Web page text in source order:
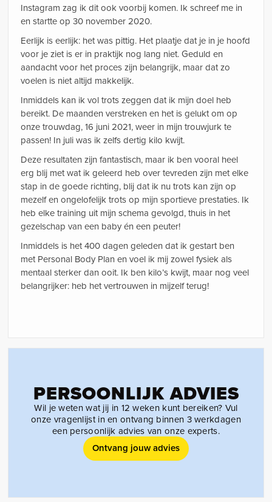
Instagram zag ik dit ook voorbij komen. Ik schreef me in
en startte op 30 november 2020.
Eerlijk is eerlijk: het was pittig. Het plaatje dat je in je hoofd
voor je ziet is er in praktijk nog lang niet. Geduld en
aandacht voor het proces zijn belangrijk, maar dat zo
voelen is niet altijd makkelijk.
Inmiddels kan ik vol trots zeggen dat ik mijn doel heb
bereikt. De maanden verstreken en het is gelukt om op
onze trouwdag, 16 juni 2021, weer in mijn trouwjurk te
passen! In juli was ik zelfs dertig kilo kwijt.
Deze resultaten zijn fantastisch, maar ik ben vooral heel
erg blij met wat ik geleerd heb over tevreden zijn met elke
stap in de goede richting, blij dat ik nu trots kan zijn op
mezelf en ongelofelijk trots op mijn sportieve prestaties. Ik
heb elke training uit mijn schema gevolgd, thuis in het
gezelschap van een baby én een peuter!
Inmiddels is het 400 dagen geleden dat ik gestart ben
met Personal Body Plan en voel ik mij zowel fysiek als
mentaal sterker dan ooit. Ik ben kilo’s kwijt, maar nog veel
belangrijker: heb het vertrouwen in mijzelf terug!
PERSOONLIJK ADVIES
Wil je weten wat jij in 12 weken kunt bereiken? Vul
onze vragenlijst in en ontvang binnen 3 werkdagen
een persoonlijk advies van onze experts.
Ontvang jouw advies